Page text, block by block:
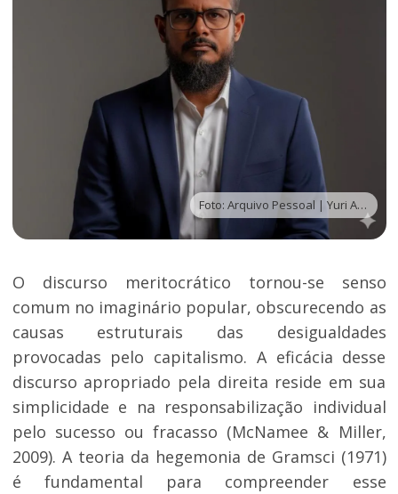
Foto: Arquivo Pessoal | Yuri Almeida
O discurso meritocrático tornou-se senso
comum no imaginário popular, obscurecendo as
causas estruturais das desigualdades
provocadas pelo capitalismo. A eficácia desse
discurso apropriado pela direita reside em sua
simplicidade e na responsabilização individual
pelo sucesso ou fracasso (McNamee & Miller,
2009). A teoria da hegemonia de Gramsci (1971)
é fundamental para compreender esse